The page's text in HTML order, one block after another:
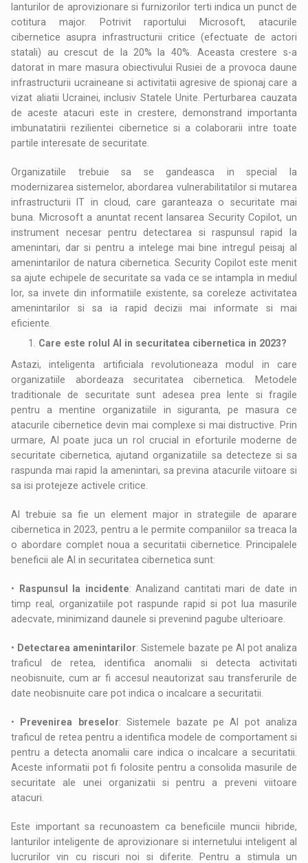
lanturilor de aprovizionare si furnizorilor terti indica un punct de
cotitura major. Potrivit raportului Microsoft, atacurile
cibernetice asupra infrastructurii critice (efectuate de actori
statali) au crescut de la 20% la 40%. Aceasta crestere s-a
datorat in mare masura obiectivului Rusiei de a provoca daune
infrastructurii ucraineane si activitatii agresive de spionaj care a
vizat aliatii Ucrainei, inclusiv Statele Unite. Perturbarea cauzata
de aceste atacuri este in crestere, demonstrand importanta
imbunatatirii rezilientei cibernetice si a colaborarii intre toate
partile interesate de securitate.
Organizatiile trebuie sa se gandeasca in special la
modernizarea sistemelor, abordarea vulnerabilitatilor si mutarea
infrastructurii IT in cloud, care garanteaza o securitate mai
buna. Microsoft a anuntat recent lansarea Security Copilot, un
instrument necesar pentru detectarea si raspunsul rapid la
amenintari, dar si pentru a intelege mai bine intregul peisaj al
amenintarilor de natura cibernetica. Security Copilot este menit
sa ajute echipele de securitate sa vada ce se intampla in mediul
lor, sa invete din informatiile existente, sa coreleze activitatea
amenintarilor si sa ia rapid decizii mai informate si mai
eficiente.
Care este rolul AI in securitatea cibernetica in 2023?
Astazi, inteligenta artificiala revolutioneaza modul in care
organizatiile abordeaza securitatea cibernetica. Metodele
traditionale de securitate sunt adesea prea lente si fragile
pentru a mentine organizatiile in siguranta, pe masura ce
atacurile cibernetice devin mai complexe si mai distructive. Prin
urmare, AI poate juca un rol crucial in eforturile moderne de
securitate cibernetica, ajutand organizatiile sa detecteze si sa
raspunda mai rapid la amenintari, sa previna atacurile viitoare si
sa isi protejeze activele critice.
AI trebuie sa fie un element major in strategiile de aparare
cibernetica in 2023, pentru a le permite companiilor sa treaca la
o abordare complet noua a securitatii cibernetice. Principalele
beneficii ale AI in securitatea cibernetica sunt:
• Raspunsul la incidente: Analizand cantitati mari de date in
timp real, organizatiile pot raspunde rapid si pot lua masurile
adecvate, minimizand daunele si prevenind pagube ulterioare.
• Detectarea amenintarilor: Sistemele bazate pe AI pot analiza
traficul de retea, identifica anomalii si detecta activitati
neobisnuite, cum ar fi accesul neautorizat sau transferurile de
date neobisnuite care pot indica o incalcare a securitatii.
• Prevenirea breselor: Sistemele bazate pe AI pot analiza
traficul de retea pentru a identifica modele de comportament si
pentru a detecta anomalii care indica o incalcare a securitatii.
Aceste informatii pot fi folosite pentru a consolida masurile de
securitate ale unei organizatii si pentru a preveni viitoare
atacuri.
Este important sa recunoastem ca beneficiile muncii hibride,
lanturilor inteligente de aprovizionare si internetului inteligent al
lucrurilor vin cu riscuri noi si diferite. Pentru a stimula un